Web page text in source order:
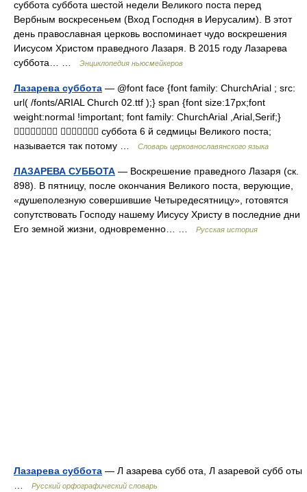
суббота суббота шестой недели Великого поста перед
Вербным воскресеньем (Вход Господня в Иерусалим). В этот
день православная церковь воспоминает чудо воскрешения
Иисусом Христом праведного Лазаря. В 2015 году Лазарева
суббота… …
Энциклопедия ньюсмейкеров
Лазарева суббота — @font face {font family: ChurchArial ; src:
url( /fonts/ARIAL Church 02.ttf );} span {font size:17px;font
weight:normal !important; font family: ChurchArial ,Arial,Serif;}
  суббота 6 й седмицы Великого поста;
называется так потому …
Словарь церковнославянского языка
ЛАЗАРЕВА СУББОТА — Воскрешение праведного Лазаря (ск.
898). В пятницу, после окончания Великого поста, верующие,
«душеполезную совершившие Четыредесятницу», готовятся
сопутствовать Господу нашему Иисусу Христу в последние дни
Его земной жизни, одновременно… …
Русская история
Лазарева суббота — Л азарева субб ота, Л азаревой субб оты
…
Русский орфографический словарь